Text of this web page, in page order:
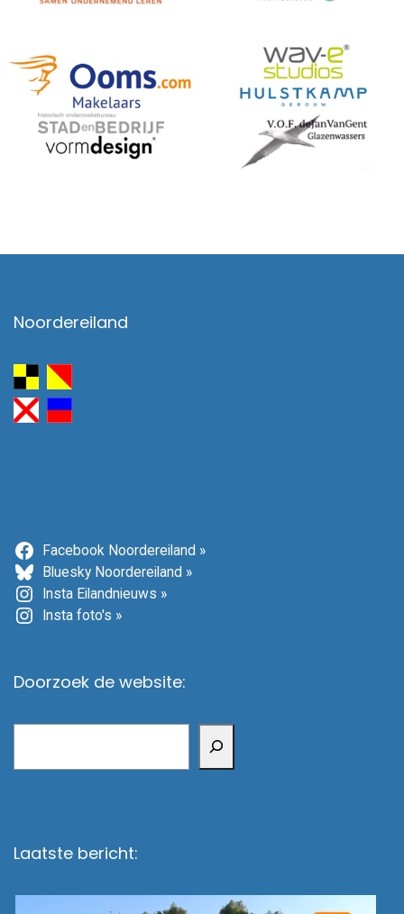
Noordereiland
Facebook Noordereiland »
Bluesky Noordereiland »
Insta Eilandnieuws »
Insta foto's »
Doorzoek de website:
Laatste bericht: